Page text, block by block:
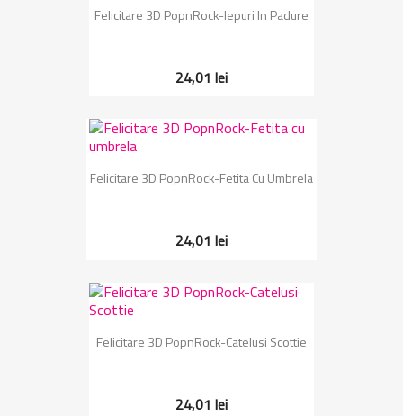
Felicitare 3D PopnRock-Iepuri In Padure
24,01 lei
Felicitare 3D PopnRock-Fetita Cu Umbrela
24,01 lei
Felicitare 3D PopnRock-Catelusi Scottie
24,01 lei